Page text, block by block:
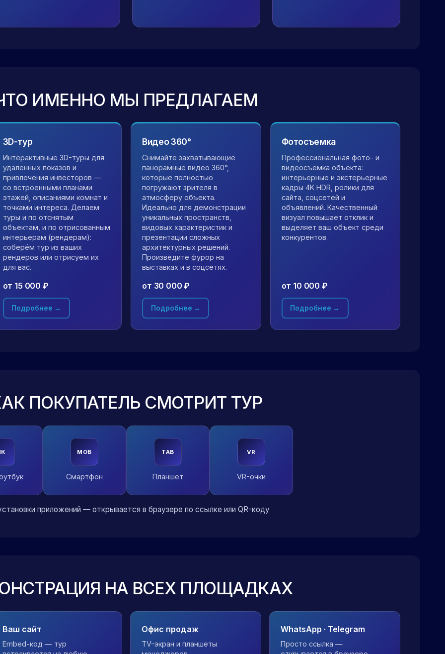
ИМЕННО МЫ ПРЕДЛАГАЕМ
3D-тур
Интерактивные 3D-туры для
удалённых показов и
привлечения инвесторов —
со встроенными планами
этажей, описаниями комнат и
точками интереса. Делаем
туры и по отснятым
объектам, и по отрисованным
интерьерам (рендерам):
соберём тур из ваших
рендеров или отрисуем их
для вас.
от 15 000 ₽
Подробнее →
Видео 360°
Снимайте захватывающие
панорамные видео 360°,
которые полностью
погружают зрителя в
атмосферу объекта.
Идеально для демонстрации
уникальных пространств,
видовых характеристик и
презентации сложных
архитектурных решений.
Произведите фурор на
выставках и в соцсетях.
от 30 000 ₽
Подробнее →
Фотосъемка
Профессиональная фото- и
видеосъёмка объекта:
интерьерные и экстерьерные
кадры 4K HDR, ролики для
сайта, соцсетей и
объявлений. Качественный
визуал повышает отклик и
выделяет ваш объект среди
конкурентов.
от 10 000 ₽
Подробнее →
ПОКУПАТЕЛЬ СМОТРИТ ТУР
MOB
Смартфон
TAB
Планшет
VR
VR-очки
приложений — открывается в браузере по ссылке или QR-коду
НА ВСЕХ ПЛОЩАДКАХ
Ваш сайт
Embed-код — тур
Офис продаж
TV-экран и планшеты
WhatsApp · Telegram
Просто ссылка —